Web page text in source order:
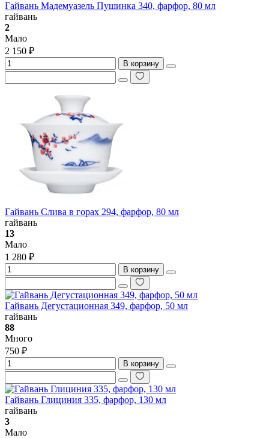
Гайвань Мадемуазель Пушинка 340, фарфор, 80 мл
гайвань
2
Мало
2 150 ₽
В корзину
Гайвань Слива в горах 294, фарфор, 80 мл
гайвань
13
Мало
1 280 ₽
В корзину
Гайвань Дегустационная 349, фарфор, 50 мл
гайвань
88
Много
750 ₽
В корзину
Гайвань Глициния 335, фарфор, 130 мл
гайвань
3
Мало